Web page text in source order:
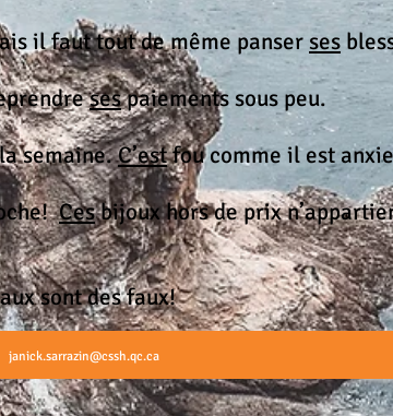
il faut tout de même panserses
sespaiements sous peu.
semaine.C’estfou comme il est
Cesbijoux hors de prix
sont des faux!
janick.sarrazin@cssh.qc.ca